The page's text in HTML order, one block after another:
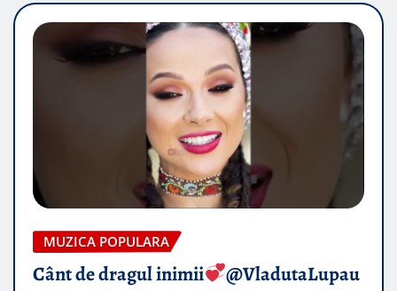
MUZICA POPULARA
Cânt de dragul inimii @VladutaLupau